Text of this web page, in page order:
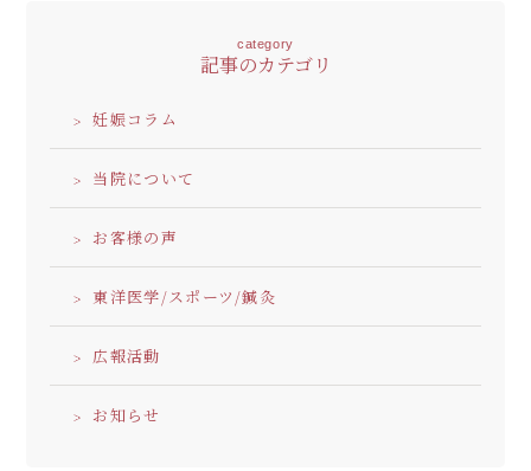
category
記事のカテゴリ
妊娠コラム
当院について
お客様の声
東洋医学/スポーツ/鍼灸
広報活動
お知らせ